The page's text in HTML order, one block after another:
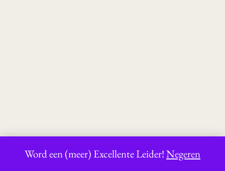
Word een (meer) Excellente Leider!Negeren